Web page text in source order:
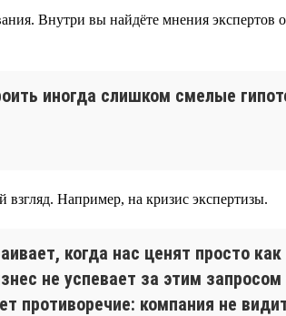
Внутри вы найдёте мнения
иногда слишком смелые
Например, на кризис экспертизы.
когда нас ценят просто
не успевает за этим
противоречие: компания не